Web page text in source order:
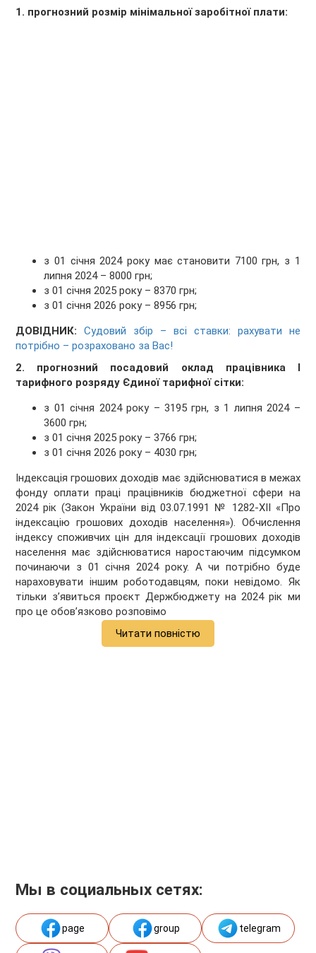
1. прогнозний розмір мінімальної заробітної плати:
з 01 січня 2024 року має становити 7100 грн, з 1
липня 2024 – 8000 грн;
з 01 січня 2025 року – 8370 грн;
з 01 січня 2026 року – 8956 грн;
ДОВІДНИК:Судовий збір – всі ставки: рахувати не
потрібно – розраховано за Вас!
2. прогнозний посадовий оклад працівника І
тарифного розряду Єдиної тарифної сітки:
з 01 січня 2024 року – 3195 грн, з 1 липня 2024 –
3600 грн;
з 01 січня 2025 року – 3766 грн;
з 01 січня 2026 року – 4030 грн;
Індексація грошових доходів має здійснюватися в межах
фонду оплати праці працівників бюджетної сфери на
2024 рік (Закон України від 03.07.1991 № 1282-ХІІ «Про
індексацію грошових доходів населення»). Обчислення
індексу споживчих цін для індексації грошових доходів
населення має здійснюватися наростаючим підсумком
починаючи з 01 січня 2024 року. А чи потрібно буде
нараховувати іншим роботодавцям, поки невідомо. Як
тільки зʼявиться проєкт Держбюджету на 2024 рік ми
про це обовʼязково розповімо
Читати повністю
Мы в социальных сетях:
page group telegram